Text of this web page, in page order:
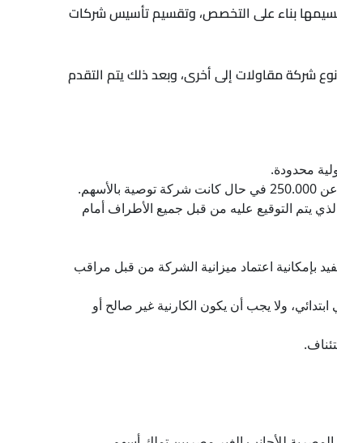
بناء على التخصص، وتقسيم تأسيس شركات
شركة مقاولات إلى أخرى، وبعد ذلك يتم التقدم
محدودة.
يتم التوقيع عليه من قبل جميع الأطراف أمام
بإمكانية اعتماد ميزانية الشركة من قبل مراقب
ولا يجب أن يكون الكارنية غير صالح أو